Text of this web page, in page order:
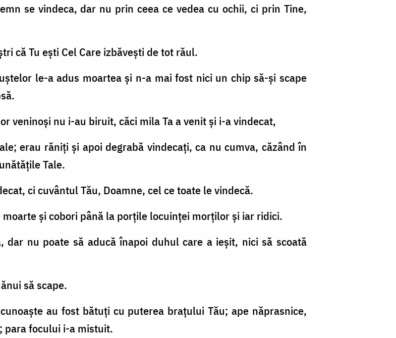
se vindeca, dar nu prin ceea ce vedea cu ochii, ci prin Tine,
că Tu eşti Cel Care izbăveşti de tot răul.
le-a adus moartea şi n-a mai fost nici un chip să-şi scape
veninoşi nu i-au biruit, căci mila Ta a venit şi i-a vindecat,
erau răniţi şi apoi degrabă vindecaţi, ca nu cumva, căzând în
Tale.
ci cuvântul Tău, Doamne, cel ce toate le vindecă.
moarte şi cobori până la porţile locuinţei morţilor şi iar ridici.
dar nu poate să aducă înapoi duhul care a ieşit, nici să scoată
să scape.
au fost bătuţi cu puterea braţului Tău; ape năprasnice,
para focului i-a mistuit.